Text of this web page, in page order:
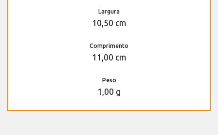
Largura
10,50 cm
Comprimento
11,00 cm
Peso
1,00 g